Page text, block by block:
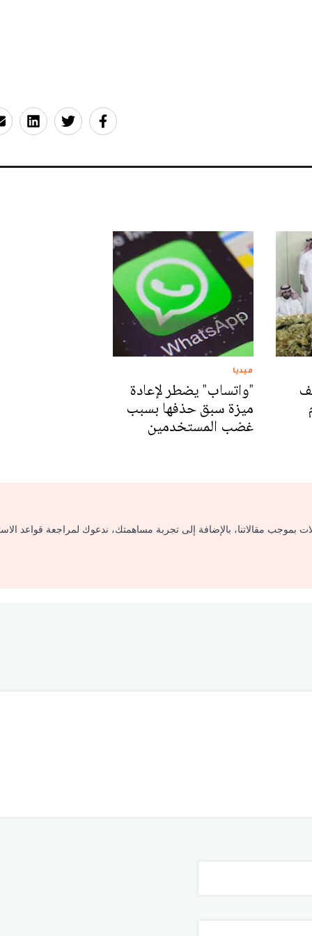
ميديا
"واتساب" يضطر لإعادة
ميزة سبق حذفها بسبب
غضب المستخدمين
بموجب مقالاتنا، بالإضافة إلى تجربة مساهمتك، ندعوك لمراجعة قواعد